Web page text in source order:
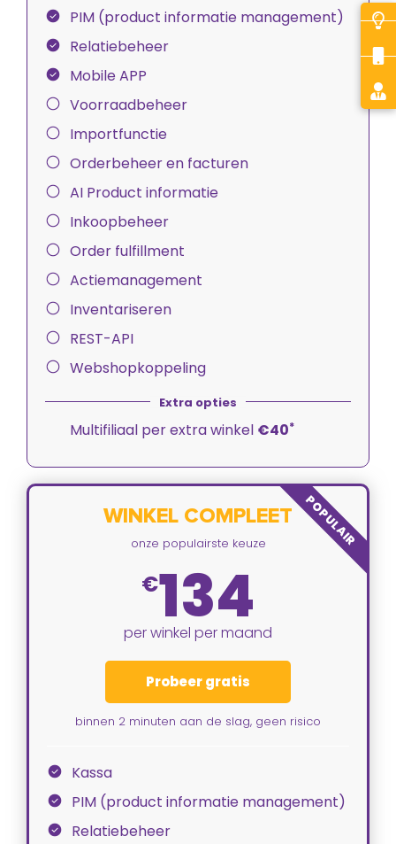
PIM (product informatie management)
Relatiebeheer
Mobile APP
Voorraadbeheer
Importfunctie
Orderbeheer en facturen
AI Product informatie
Inkoopbeheer
Order fulfillment
Actiemanagement
Inventariseren
REST-API
Webshopkoppeling
Multifiliaal per extra winkel €40*
POPULAIR
WINKEL COMPLEET
onze populairste keuze
€134
per winkel per maand
Probeer gratis
binnen 2 minuten aan de slag, geen risico
Kassa
PIM (product informatie management)
Relatiebeheer